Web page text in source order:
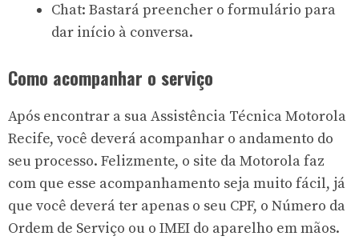
Chat: Bastará preencher o formulário para
dar início à conversa.
Como acompanhar o serviço
Após encontrar a sua Assistência Técnica Motorola
Recife, você deverá acompanhar o andamento do
seu processo. Felizmente, o site da Motorola faz
com que esse acompanhamento seja muito fácil, já
que você deverá ter apenas o seu CPF, o Número da
Ordem de Serviço ou o IMEI do aparelho em mãos.